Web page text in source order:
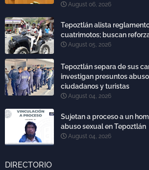
August 06, 2026
Tepoztlán alista
cuatrimotos; buscan
August 05, 2026
Tepoztlán separa de sus
investigan presuntos
ciudadanos y turistas
August 04, 2026
Sujetan a proceso a un
abuso sexual en Tepoztlán
August 04, 2026
DIRECTORIO